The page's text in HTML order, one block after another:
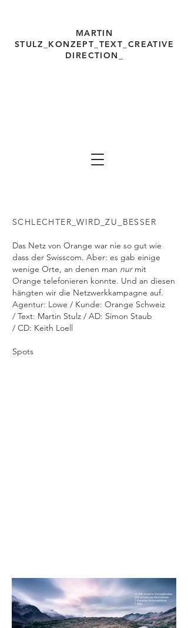
MARTIN
STULZ_KONZEPT_TEXT_ CREATIVE
DIRECTION_
SCHLECHTER_WIRD_ZU_BESSER
Das Netz von Orange war nie so gut wie
dass der Swisscom. Aber: es gab einige
wenige Orte, an denen man nurmit
Orange telefonieren konnte. Und an diesen
hängten wir die Netzwerkkampagne auf.
Agentur: Lowe / Kunde: Orange Schweiz
/ Text: Martin Stulz / AD: Simon Staub
/ CD: Keith Loell
Spots